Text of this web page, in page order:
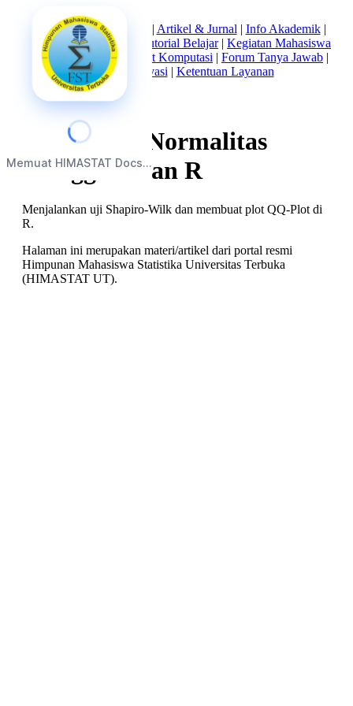
Memuat HIMASTAT Docs...
Beranda|Tentang Kami | Artikel & Jurnal | Info Akademik|
Mata Kuliah Statistika
Tutorial Belajar| Kegiatan Mahasiswa
Struktur Himpunan Alat Komputasi | Forum Tanya Jawab |
Kebijakan Privasi | Ketentuan Layanan
Uji Asumsi Normalitas
Menggunakan R
Menjalankan uji Shapiro-Wilk dan membuat plot QQ-Plot di
R.
Halaman ini merupakan materi/artikel dari portal resmi
Himpunan Mahasiswa Statistika Universitas Terbuka
(HIMASTAT UT).